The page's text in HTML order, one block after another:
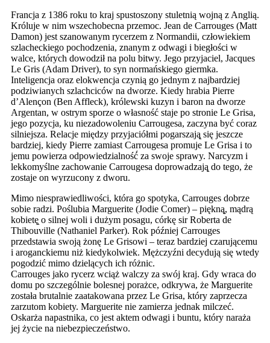
Francja z 1386 roku to kraj spustoszony stuletnią wojną z Anglią.
Króluje w nim wszechobecna przemoc. Jean de Carrouges (Matt
Damon) jest szanowanym rycerzem z Normandii, człowiekiem
szlacheckiego pochodzenia, znanym z odwagi i biegłości w
walce, których dowodził na polu bitwy. Jego przyjaciel, Jacques
Le Gris (Adam Driver), to syn normańskiego giermka.
Inteligencja oraz elokwencja czynią go jednym z najbardziej
podziwianych szlachciców na dworze. Kiedy hrabia Pierre
d’Alençon (Ben Affleck), królewski kuzyn i baron na dworze
Argentan, w ostrym sporze o własność staje po stronie Le Grisa,
jego pozycja, ku niezadowoleniu Carrougesa, zaczyna być coraz
silniejsza. Relacje między przyjaciółmi pogarszają̨ się jeszcze
bardziej, kiedy Pierre zamiast Carrougesa promuje Le Grisa i to
jemu powierza odpowiedzialność́ za swoje sprawy. Narcyzm i
lekkomyślne zachowanie Carrougesa doprowadzają̨ do tego, że
zostaje on wyrzucony z dworu.
Mimo niesprawiedliwości, która go spotyka, Carrouges dobrze
sobie radzi. Poślubia Marguerite (Jodie Comer) – piękną̨, mądrą
kobietę̨ o silnej woli i dużym posagu, córkę sir Roberta de
Thibouville (Nathaniel Parker). Rok później Carrouges
przedstawia swoją żonę Le Grisowi – teraz bardziej czarującemu
i aroganckiemu niż kiedykolwiek. Mężczyźni decydują się wtedy
pogodzić mimo dzielących ich różnic.
Carrouges jako rycerz wciąż walczy za swój kraj. Gdy wraca do
domu po szczególnie bolesnej porażce, odkrywa, że Marguerite
została brutalnie zaatakowana przez Le Grisa, który zaprzecza
zarzutom kobiety. Marguerite nie zamierza jednak milczeć.
Oskarża napastnika, co jest aktem odwagi i buntu, który naraża
jej życie na niebezpieczeństwo.